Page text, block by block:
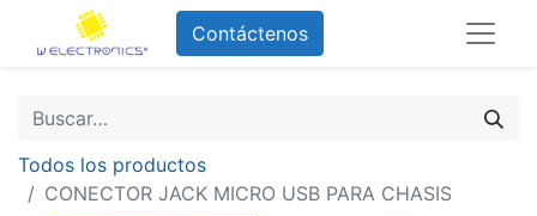
Contáctenos
Todos los productos
CONECTOR JACK MICRO USB PARA CHASIS